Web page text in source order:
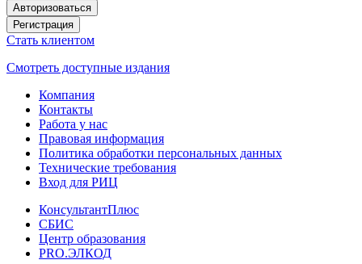
Авторизоваться
Регистрация
Стать клиентом
Смотреть доступные издания
Компания
Контакты
Работа у нас
Правовая информация
Политика обработки персональных данных
Технические требования
Вход для РИЦ
КонсультантПлюс
СБИС
Центр образования
PRO.ЭЛКОД